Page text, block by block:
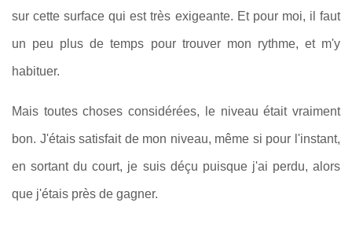
sur cette surface qui est très exigeante. Et pour moi, il faut
un peu plus de temps pour trouver mon rythme, et m'y
habituer.
Mais toutes choses considérées, le niveau était vraiment
bon. J'étais satisfait de mon niveau, même si pour l'instant,
en sortant du court, je suis déçu puisque j'ai perdu, alors
que j'étais près de gagner.